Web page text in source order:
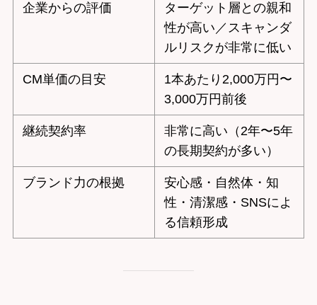
企業からの評価
ターゲット層との親和
性が高い／スキャンダ
ルリスクが非常に低い
CM単価の目安
1本あたり2,000万円〜
3,000万円前後
継続契約率
非常に高い（2年〜5年
の長期契約が多い）
ブランド力の根拠
安心感・自然体・知
性・清潔感・SNSによ
る信頼形成